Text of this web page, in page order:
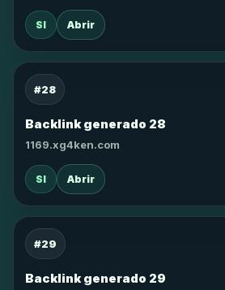
SI Abrir
#28
Backlink generado 28
1169.xg4ken.com
SI Abrir
#29
Backlink generado 29